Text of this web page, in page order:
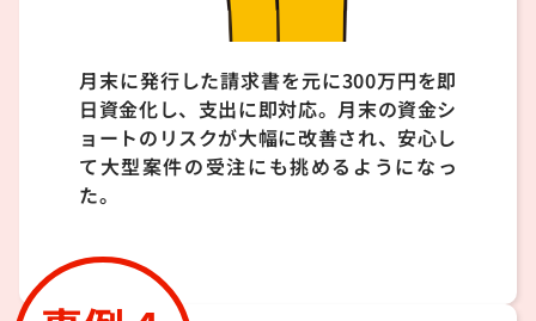
月末に発行した請求書を元に300万円を即
日資金化し、支出に即対応。月末の資金シ
ョートのリスクが大幅に改善され、安心し
て大型案件の受注にも挑めるようになっ
た。